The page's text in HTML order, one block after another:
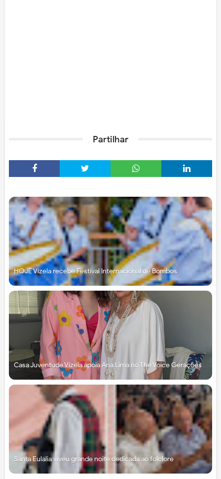
Partilhar
HOJE Vizela recebe Festival Internacional de Bombos
Casa Juventude Vizela apoia Ana Lima no The Voice Gerações
Santa Eulália viveu grande noite dedicada ao folclore